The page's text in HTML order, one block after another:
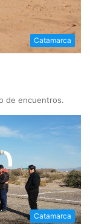
Catamarca
de encuentros.
Catamarca